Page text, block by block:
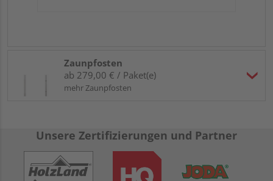
Zaunpfosten
ab 279,00 € / Paket(e)
mehr Zaunpfosten
Unsere Zertifizierungen und Partner